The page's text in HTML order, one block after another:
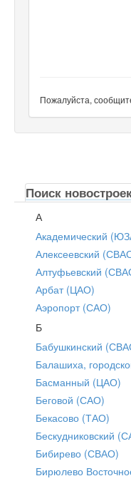
Пожалуйста,
Поиск
А
Академический
Алексеевский
Алтуфьевский
Арбат (ЦАО)
Аэропорт (САО)
Б
Бабушкинский
Балашиха,
Басманный (ЦАО)
Беговой (САО)
Бекасово (ТАО)
Бескудниковский
Бибирево (СВАО)
Бирюлево